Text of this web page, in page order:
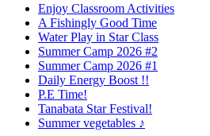
Enjoy Classroom Activities
A Fishingly Good Time
Water Play in Star Class
Summer Camp 2026 #2
Summer Camp 2026 #1
Daily Energy Boost !!
P.E Time!
Tanabata Star Festival!
Summer vegetables ♪